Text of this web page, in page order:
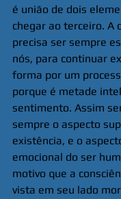
é união de dois
chegar ao terceiro. A
precisa ser sempre
nós, para continuar
forma por um
porque é metade
sentimento. Assim
sempre o aspecto
existência, e o
emocional do ser
motivo que a
vista em seu lado